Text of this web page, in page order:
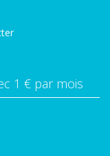
1 € par mois